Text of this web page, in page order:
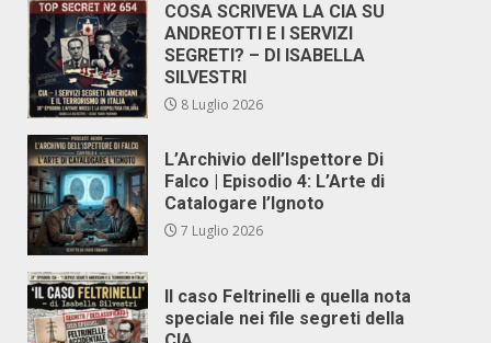
COSA SCRIVEVA LA CIA SU
ANDREOTTI E I SERVIZI
SEGRETI? – DI ISABELLA
SILVESTRI
8 Luglio 2026
L’Archivio dell’Ispettore Di
Falco | Episodio 4: L’Arte di
Catalogare l’Ignoto
7 Luglio 2026
Il caso Feltrinelli e quella nota
speciale nei file segreti della